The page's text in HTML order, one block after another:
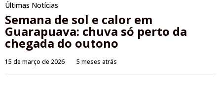
Últimas Notícias
Semana de sol e calor em
Guarapuava: chuva só perto da
chegada do outono
15 de março de 2026 5 meses atrás